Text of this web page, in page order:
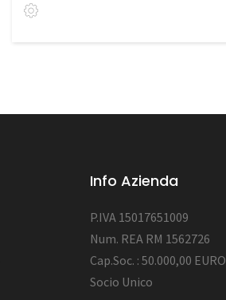
Info Azienda
P.IVA 15017651009
Num. REA RM 1562726
Cap.Soc. : 50.000,00 EURO
Socio Unico